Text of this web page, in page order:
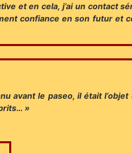
et en cela, j’ai un contact
confiance en son futur et
avant le paseo, il était
»